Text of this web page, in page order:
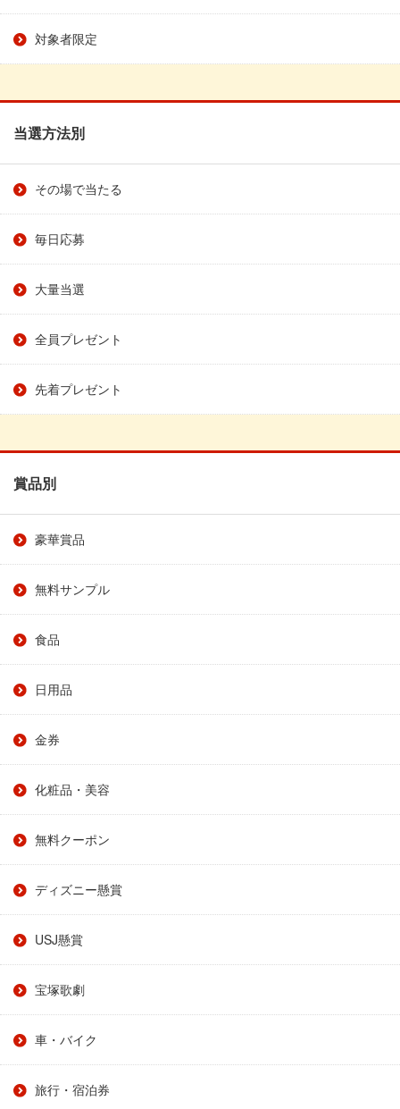
対象者限定
当選方法別
その場で当たる
毎日応募
大量当選
全員プレゼント
先着プレゼント
賞品別
豪華賞品
無料サンプル
食品
日用品
金券
化粧品・美容
無料クーポン
ディズニー懸賞
USJ懸賞
宝塚歌劇
車・バイク
旅行・宿泊券